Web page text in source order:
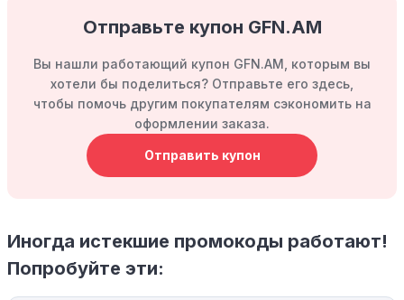
Отправьте купон GFN.AM
Вы нашли работающий купон GFN.AM, которым вы
хотели бы поделиться? Отправьте его здесь,
чтобы помочь другим покупателям сэкономить на
оформлении заказа.
Отправить купон
Иногда истекшие промокоды работают!
Попробуйте эти: